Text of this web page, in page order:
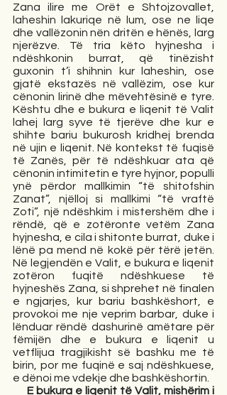
Zana ilire me Orët e Shtojzovallet,
laheshin lakuriqe në lum, ose ne liqe
dhe vallëzonin nën dritën e hënës, larg
njerëzve. Të tria këto hyjnesha i
ndëshkonin burrat, që tinëzisht
guxonin t’i shihnin kur laheshin, ose
gjatë ekstazës në vallëzim, ose kur
cënonin lirinë dhe mëvehtësinë e tyre.
Kështu dhe e bukura e liqenit të Valit
lahej larg syve të tjerëve dhe kur e
shihte bariu bukurosh kridhej brenda
në ujin e liqenit. Në kontekst të fuqisë
të Zanës, për të ndëshkuar ata që
cënonin intimitetin e tyre hyjnor, populli
ynë përdor mallkimin “të shitofshin
Zanat”, njëlloj si mallkimi “të vraftë
Zoti”, një ndëshkim i mistershëm dhe i
rëndë, që e zotëronte vetëm Zana
hyjnesha, e cila i shitonte burrat, duke i
lënë pa mend në kokë për tërë jetën.
Në legjendën e Valit, e bukura e liqenit
zotëron fuqitë ndëshkuese të
hyjneshës Zana, si shprehet në finalen
e ngjarjes, kur bariu bashkëshort, e
provokoi me nje veprim barbar, duke i
lënduar rëndë dashurinë amëtare për
fëmijën dhe e bukura e liqenit u
vetflijua tragjikisht së bashku me të
birin, por me fuqinë e saj ndëshkuese,